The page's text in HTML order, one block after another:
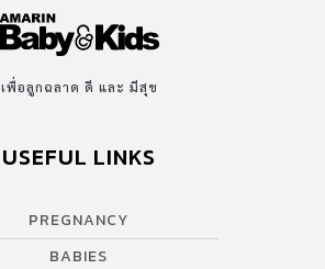
เพื่อลูกฉลาด ดี และ มีสุข
USEFUL LINKS
PREGNANCY
BABIES